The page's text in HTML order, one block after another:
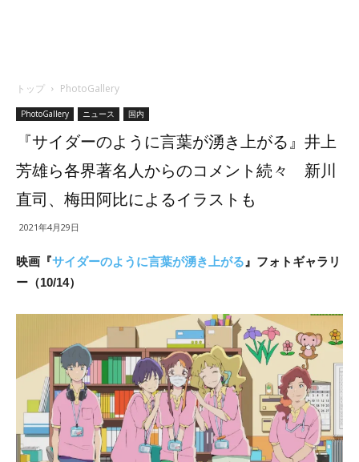
トップ PhotoGallery
PhotoGallery ニュース 国内
『サイダーのように言葉が湧き上がる』井上
芳雄ら各界著名人からのコメント続々 新川
直司、梅田阿比によるイラストも
2021年4月29日
映画『サイダーのように言葉が湧き上がる 』フォトギャラリ
ー（10/14）